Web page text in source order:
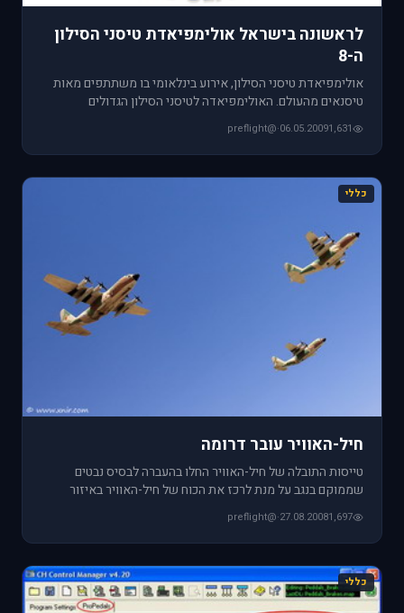
לראשונה בישראל אולימפיאדת טיסני הסילון
ה-8
אולימפיאדת טיסני הסילון, אירוע בינלאומי בו משתתפים מאות
טיסנאים מהעולם. האולימפיאדה לטיסני הסילון הגדולים
1,631
06.05.2009
·
@preflight
כללי
חיל-האוויר עובר דרומה
טייסות התובלה של חיל-האוויר החלו בהעברה לבסיס נבטים
שממוקם בנגב על מנת לרכז את הכוח של חיל-האוויר באיזור
פחות מאוים, בדר
1,697
27.08.2008
·
@preflight
כללי